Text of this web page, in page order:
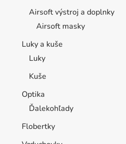
Airsoft výstroj a doplnky
Airsoft masky
Luky a kuše
Luky
Kuše
Optika
Ďalekohľady
Flobertky